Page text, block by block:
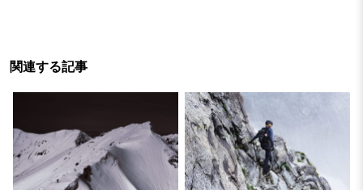
関連する記事